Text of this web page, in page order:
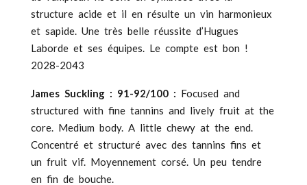
structure acide et il en résulte un vin harmonieux
et sapide. Une très belle réussite d’Hugues
Laborde et ses équipes. Le compte est bon !
2028-2043
James Suckling : 91-92/100 : Focused and
structured with fine tannins and lively fruit at the
core. Medium body. A little chewy at the end.
Concentré et structuré avec des tannins fins et
un fruit vif. Moyennement corsé. Un peu tendre
en fin de bouche.